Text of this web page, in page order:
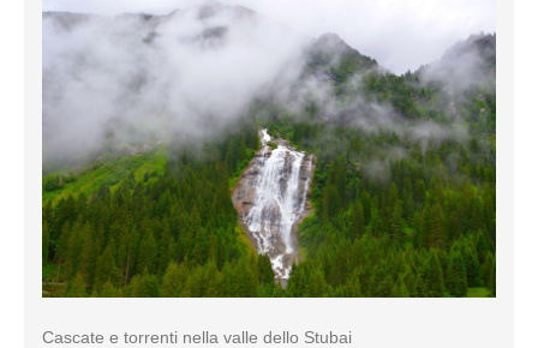
Cascate e torrenti nella valle dello Stubai